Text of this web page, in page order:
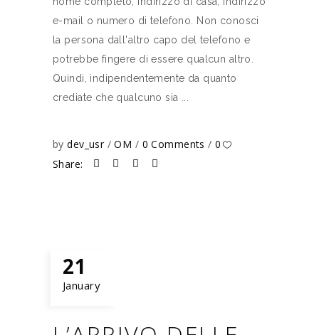
e-mail o numero di telefono. Non conosci
la persona dall'altro capo del telefono e
potrebbe fingere di essere qualcun altro.
Quindi, indipendentemente da quanto
crediate che qualcuno sia
bydev_usr OM 0 Comments 0
Share:
21
January